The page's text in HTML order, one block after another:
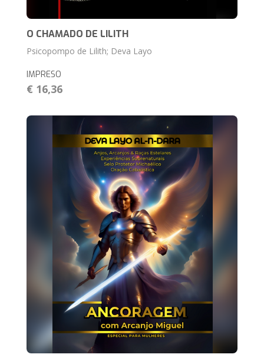
O CHAMADO DE LILITH
Psicopompo de Lilith; Deva Layo
IMPRESO
€ 16,36